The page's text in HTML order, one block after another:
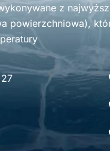
z
powierzchniowa),